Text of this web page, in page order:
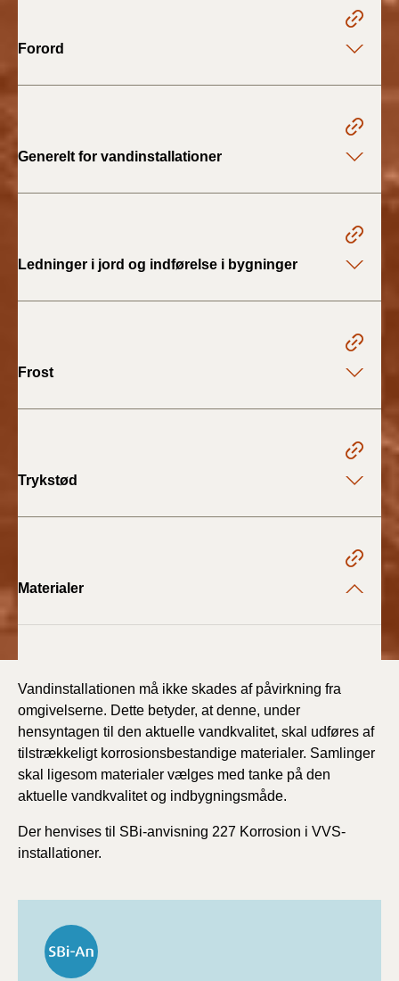
BR18 (1/1 - 30/6
2021)
2020)
BR18 (10/3-30/6
BR18 (4/7-31/12
BR18 (1/1-4/7 2019)
BR18 (1/7-31/12
BR18 (1/1-30/6
Tidligere BR (1961-
2010)
Forord
Generelt for vandinstallationer
Ledninger i jord og indførelse i bygninger
Frost
Trykstød
Materialer
Vandinstallationen må ikke skades af påvirkning fra
omgivelserne. Dette betyder, at denne, under
hensyntagen til den aktuelle vandkvalitet, skal udføres af
tilstrækkeligt korrosionsbestandige materialer. Samlinger
skal ligesom materialer vælges med tanke på den
aktuelle vandkvalitet og indbygningsmåde.
Der henvises til SBi-anvisning 227 Korrosion i VVS-
installationer.